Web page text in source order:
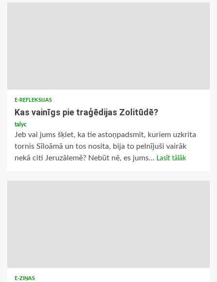
E-REFLEKSIJAS
Kas vainīgs pie traģēdijas Zolitūdē?
talyc
Jeb vai jums šķiet, ka tie astoņpadsmit, kuriem uzkrita
tornis Sīloāmā un tos nosita, bija to pelnījuši vairāk
nekā citi Jeruzālemē? Nebūt nē, es jums... Lasīt tālāk
E-ZIŅAS